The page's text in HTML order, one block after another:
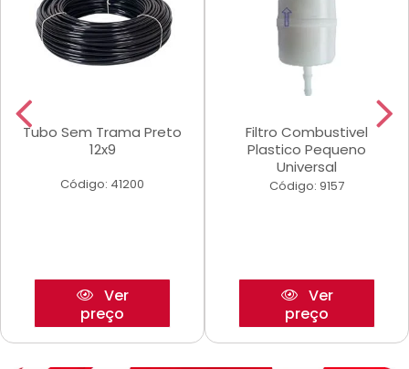
Tubo Sem Trama Preto
12x9
Código: 41200
Ver
preço
Filtro Combustivel
Plastico Pequeno
Universal
Código: 9157
Ver
preço